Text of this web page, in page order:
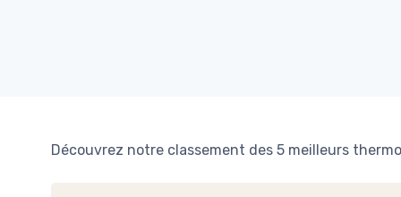
Découvrez notre classement des 5 meilleurs